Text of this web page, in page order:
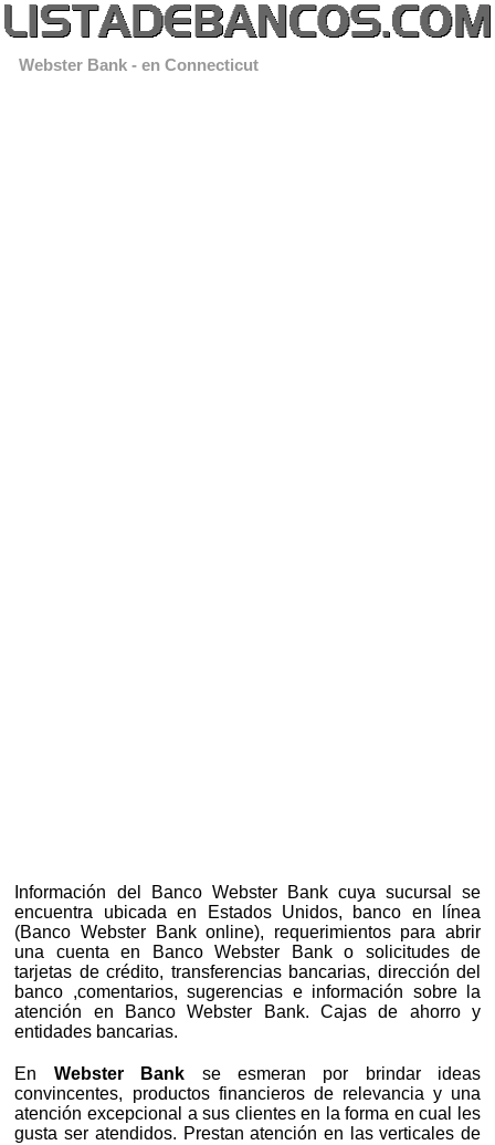
Webster Bank - en Connecticut
Información del Banco Webster Bank cuya sucursal se
encuentra ubicada en Estados Unidos, banco en línea
(Banco Webster Bank online), requerimientos para abrir
una cuenta en Banco Webster Bank o solicitudes de
tarjetas de crédito, transferencias bancarias, dirección del
banco ,comentarios, sugerencias e información sobre la
atención en Banco Webster Bank. Cajas de ahorro y
entidades bancarias.
En Webster Bank se esmeran por brindar ideas
convincentes, productos financieros de relevancia y una
atención excepcional a sus clientes en la forma en cual les
gusta ser atendidos. Prestan atención en las verticales de